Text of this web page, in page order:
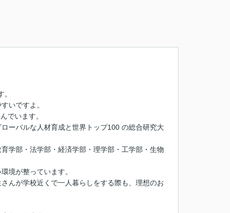
いですよ。
でいます。
ーバルな人材育成と世界トップ100 の総合研究大
学部・法学部・経済学部・理学部・工学部・生物
境が整っています。
んが学校近くで一人暮らしをする際も、理想のお